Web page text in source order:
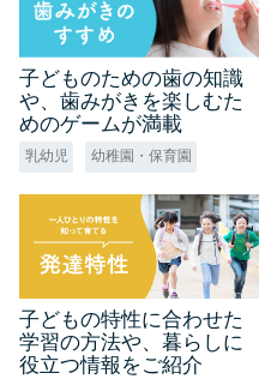
子どものための歯の知識
や、歯みがきを楽しむた
めのゲームが満載
乳幼児 幼稚園・保育園
子どもの特性に合わせた
学習の方法や、暮らしに
役立つ情報をご紹介